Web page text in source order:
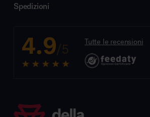
Spedizioni
4.9/5 Tutte le recensioni